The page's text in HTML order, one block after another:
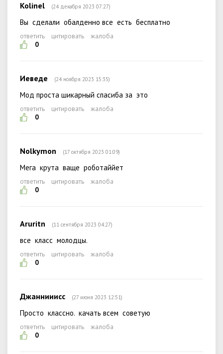
Kolinel (24 декабря 2023 07:27)
Вы сделали обалденно все есть бесплатно
ответить цитировать
жалоба
0
Иеведе (24 ноября 2023 15:35)
Мод проста шикарный спасиба за это
ответить цитировать
жалоба
0
Nolkymon (17 октября 2023 01:09)
Мега крута ваще роботаййет
ответить цитировать
жалоба
0
Aruritn (11 сентября 2023 04:27)
все класс молодцы.
ответить цитировать
жалоба
0
Джаннииисс (27 июня 2023 12:51)
Просто классно. качать всем советую
ответить цитировать
жалоба
0